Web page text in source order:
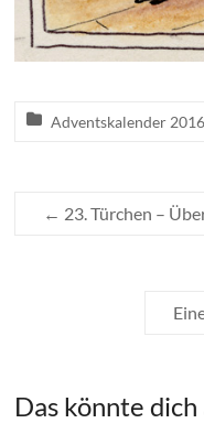
Adventskalender 2016
← 23. Türchen –
Das könnte